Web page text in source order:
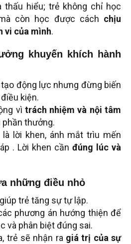
thấu hiểu; trẻ không chỉ học
còn học được cách chịu
vi của mình.
khuyến khích hành
động lực nhưng đừng biến
kiện.
vì trách nhiệm và nội tâm
phần thưởng.
lời khen, ánh mắt trìu mến
. Lời khen cần đúng lúc và
những điều nhỏ
trẻ tăng sự tự lập.
phương án hướng thiện để
và phân biệt đúng sai.
trẻ sẽ nhận ra giá trị của sự